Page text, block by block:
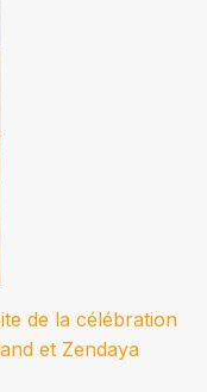
de la célébration
et Zendaya